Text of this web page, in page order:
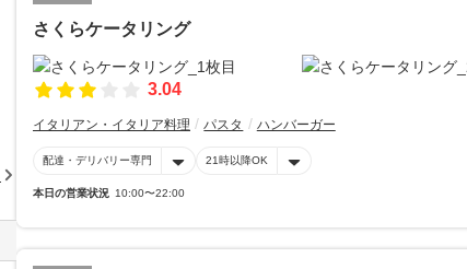
さくらケータリング
3.04
イタリアン・イタリア料理 パスタ ハンバーガー
配達・デリバリー専門 21時以降OK
本日の営業状況 10:00〜22:00